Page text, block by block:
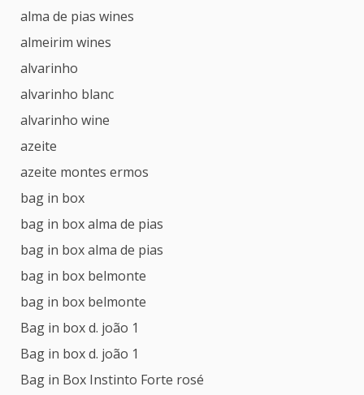
alma de pias wines
almeirim wines
alvarinho
alvarinho blanc
alvarinho wine
azeite
azeite montes ermos
bag in box
bag in box alma de pias
bag in box alma de pias
bag in box belmonte
bag in box belmonte
Bag in box d. joão 1
Bag in box d. joão 1
Bag in Box Instinto Forte rosé